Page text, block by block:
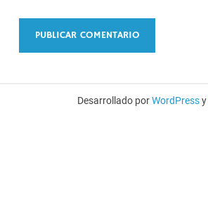
Desarrollado porWordPressy